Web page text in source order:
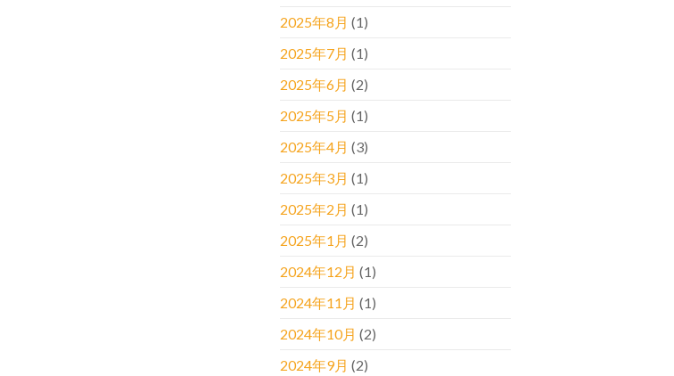
2025年8月 (1)
2025年7月 (1)
2025年6月 (2)
2025年5月 (1)
2025年4月 (3)
2025年3月 (1)
2025年2月 (1)
2025年1月 (2)
2024年12月 (1)
2024年11月 (1)
2024年10月 (2)
2024年9月 (2)